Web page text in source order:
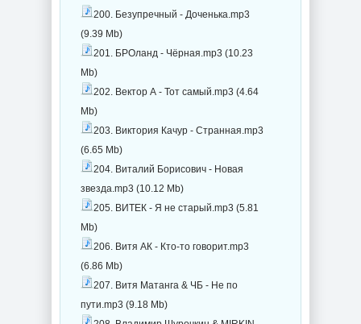
200. Безупречный - Доченька.mp3
(9.39 Mb)
201. БРОланд - Чёрная.mp3 (10.23
Mb)
202. Вектор А - Тот самый.mp3 (4.64
Mb)
203. Виктория Качур - Странная.mp3
(6.65 Mb)
204. Виталий Борисович - Новая
звезда.mp3 (10.12 Mb)
205. ВИТЕК - Я не старый.mp3 (5.81
Mb)
206. Витя АК - Кто-то говорит.mp3
(6.86 Mb)
207. Витя Матанга & ЧБ - Не по
пути.mp3 (9.18 Mb)